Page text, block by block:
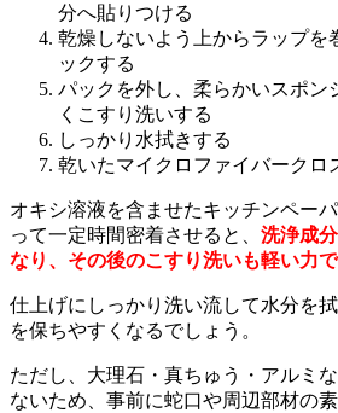
分へ貼りつける
乾燥しないよう上からラップを
ックする
パックを外し、柔らかいスポン
くこすり洗いする
しっかり水拭きする
乾いたマイクロファイバークロ
オキシ溶液を含ませたキッチンペー
って一定時間密着させると、 洗浄成
なり、その後のこすり洗いも軽い力で
仕上げにしっかり洗い流して水分を
を保ちやすくなるでしょう。
ただし、大理石・真ちゅう・アルミ
ないため、事前に蛇口や周辺部材の